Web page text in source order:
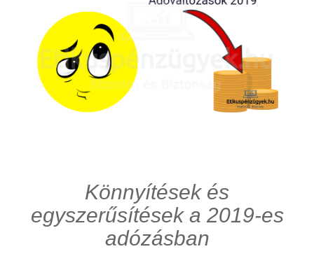
Könnyítések és
egyszerűsítések a 2019-es
adózásban